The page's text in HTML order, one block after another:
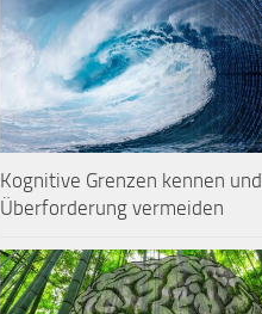
Kognitive Grenzen kennen und
Überforderung vermeiden